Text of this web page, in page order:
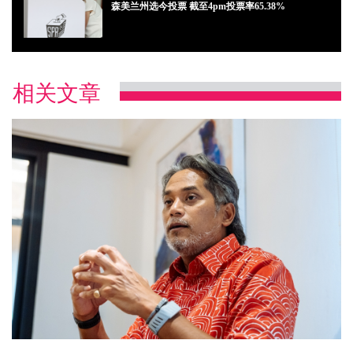
森美兰州选今投票 截至4pm投票率65.38%
相关文章